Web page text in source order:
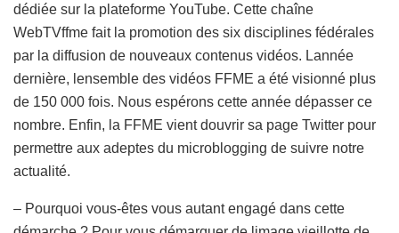
dédiée sur la plateforme YouTube. Cette chaîne
WebTVffme fait la promotion des six disciplines fédérales
par la diffusion de nouveaux contenus vidéos. Lannée
dernière, lensemble des vidéos FFME a été visionné plus
de 150 000 fois. Nous espérons cette année dépasser ce
nombre. Enfin, la FFME vient douvrir sa page Twitter pour
permettre aux adeptes du microblogging de suivre notre
actualité.
– Pourquoi vous-êtes vous autant engagé dans cette